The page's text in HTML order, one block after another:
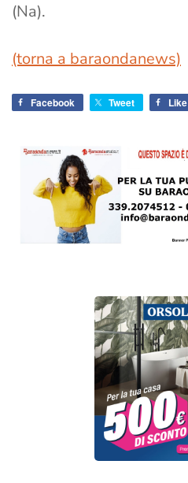
(Na).
(torna a baraondanews)
Facebook Tweet Like